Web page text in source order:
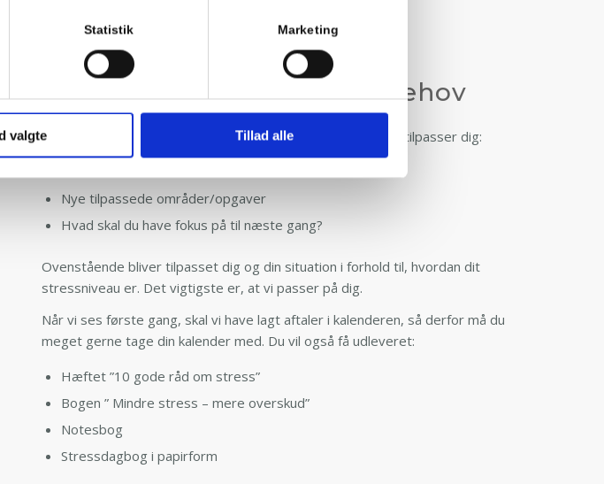
Statistik Marketing
valgte Tillad alle
Samtale terapi efter dine behov
Hver samtale er opbygget af forskellige elementer, som vi tilpasser dig:
Nye tilpassede områder/opgaver
Hvad skal du have fokus på til næste gang?
Ovenstående bliver tilpasset dig og din situation i forhold til, hvordan dit
stressniveau er. Det vigtigste er, at vi passer på dig.
Når vi ses første gang, skal vi have lagt aftaler i kalenderen, så derfor må du
meget gerne tage din kalender med. Du vil også få udleveret:
Hæftet ”10 gode råd om stress”
Bogen ” Mindre stress – mere overskud”
Notesbog
Stressdagbog i papirform